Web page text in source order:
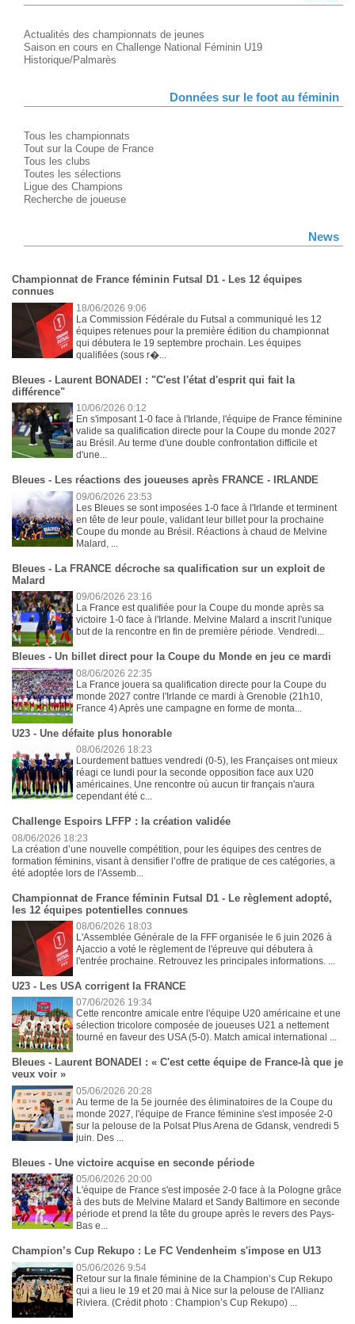
Actualités des championnats de jeunes
Saison en cours en Challenge National Féminin U19
Historique/Palmarès
Données sur le foot au féminin
Tous les championnats
Tout sur la Coupe de France
Tous les clubs
Toutes les sélections
Ligue des Champions
Recherche de joueuse
News
Championnat de France féminin Futsal D1 - Les 12 équipes
connues
18/06/2026 9:06
La Commission Fédérale du Futsal a communiqué les 12
équipes retenues pour la première édition du championnat
qui débutera le 19 septembre prochain. Les équipes
qualifiées (sous r�...
Bleues - Laurent BONADEI : "C'est l'état d'esprit qui fait la
différence"
10/06/2026 0:12
En s'imposant 1-0 face à l'Irlande, l'équipe de France féminine
valide sa qualification directe pour la Coupe du monde 2027
au Brésil. Au terme d'une double confrontation difficile et
d'une...
Bleues - Les réactions des joueuses après FRANCE - IRLANDE
09/06/2026 23:53
Les Bleues se sont imposées 1-0 face à l'Irlande et terminent
en tête de leur poule, validant leur billet pour la prochaine
Coupe du monde au Brésil. Réactions à chaud de Melvine
Malard, ...
Bleues - La FRANCE décroche sa qualification sur un exploit de
Malard
09/06/2026 23:16
La France est qualifiée pour la Coupe du monde après sa
victoire 1-0 face à l'Irlande. Melvine Malard a inscrit l'unique
but de la rencontre en fin de première période. Vendredi...
Bleues - Un billet direct pour la Coupe du Monde en jeu ce mardi
08/06/2026 22:35
La France jouera sa qualification directe pour la Coupe du
monde 2027 contre l'Irlande ce mardi à Grenoble (21h10,
France 4) Après une campagne en forme de monta...
U23 - Une défaite plus honorable
08/06/2026 18:23
Lourdement battues vendredi (0-5), les Françaises ont mieux
réagi ce lundi pour la seconde opposition face aux U20
américaines. Une rencontre où aucun tir français n'aura
cependant été c...
Challenge Espoirs LFFP : la création validée
08/06/2026 18:23
La création d’une nouvelle compétition, pour les équipes des centres de
formation féminins, visant à densifier l’offre de pratique de ces catégories, a
été adoptée lors de l'Assemb...
Championnat de France féminin Futsal D1 - Le règlement adopté,
les 12 équipes potentielles connues
08/06/2026 18:03
L'Assemblée Générale de la FFF organisée le 6 juin 2026 à
Ajaccio a voté le règlement de l'épreuve qui débutera à
l'entrée prochaine. Retrouvez les principales informations. ...
U23 - Les USA corrigent la FRANCE
07/06/2026 19:34
Cette rencontre amicale entre l'équipe U20 américaine et une
sélection tricolore composée de joueuses U21 a nettement
tourné en faveur des USA (5-0). Match amical international ...
Bleues - Laurent BONADEI : « C'est cette équipe de France-là que je
veux voir »
05/06/2026 20:28
Au terme de la 5e journée des éliminatoires de la Coupe du
monde 2027, l'équipe de France féminine s'est imposée 2-0
sur la pelouse de la Polsat Plus Arena de Gdansk, vendredi 5
juin. Des ...
Bleues - Une victoire acquise en seconde période
05/06/2026 20:00
L'équipe de France s'est imposée 2-0 face à la Pologne grâce
à des buts de Melvine Malard et Sandy Baltimore en seconde
période et prend la tête du groupe après le revers des Pays-
Bas e...
Champion’s Cup Rekupo : Le FC Vendenheim s'impose en U13
05/06/2026 9:54
Retour sur la finale féminine de la Champion’s Cup Rekupo
qui a lieu le 19 et 20 mai à Nice sur la pelouse de l'Allianz
Riviera. (Crédit photo : Champion’s Cup Rekupo) ...